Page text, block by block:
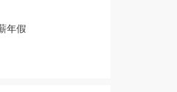
年假